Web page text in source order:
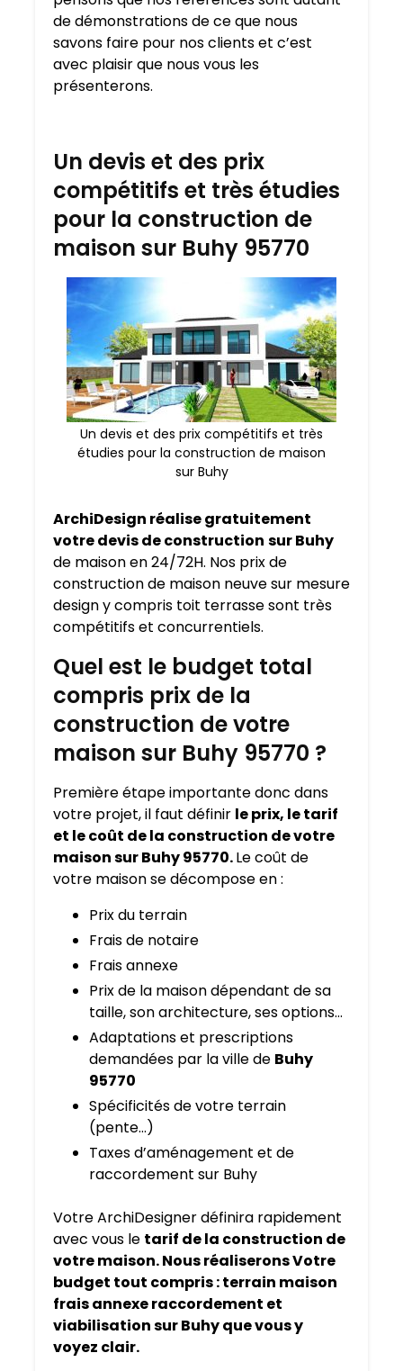
de démonstrations de ce que nous
savons faire pour nos clients et c’est
avec plaisir que nous vous les
présenterons.
Un devis et des prix
compétitifs et très étudies
pour la construction de
maison sur Buhy 95770
Un devis et des prix compétitifs et très
étudies pour la construction de maison
sur Buhy
ArchiDesign réalise gratuitement
votre devis de construction sur Buhy
de maison en 24/72H. Nos prix de
construction de maison neuve sur mesure
design y compris toit terrasse sont très
compétitifs et concurrentiels.
Quel est le budget total
compris prix de la
construction de votre
maison sur Buhy 95770 ?
Première étape importante donc dans
votre projet, il faut définir le prix, le tarif
et le coût de la construction de votre
maison sur Buhy 95770.Le coût de
votre maison se décompose en :
Prix du terrain
Frais de notaire
Frais annexe
Prix de la maison dépendant de sa
taille, son architecture, ses options…
Adaptations et prescriptions
demandées par la ville de Buhy
95770
Spécificités de votre terrain
(pente…)
Taxes d’aménagement et de
raccordement sur Buhy
Votre ArchiDesigner définira rapidement
avec vous le tarif de la construction de
votre maison. Nous réaliserons Votre
budget tout compris : terrain maison
frais annexe raccordement et
viabilisation sur Buhy que vous y
voyez clair.